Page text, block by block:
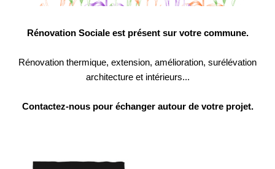
Rénovation Sociale est présent sur votre commune.
Rénovation thermique, extension, amélioration, surélévation
architecture et intérieurs...
Contactez-nous pour échanger autour de votre projet.